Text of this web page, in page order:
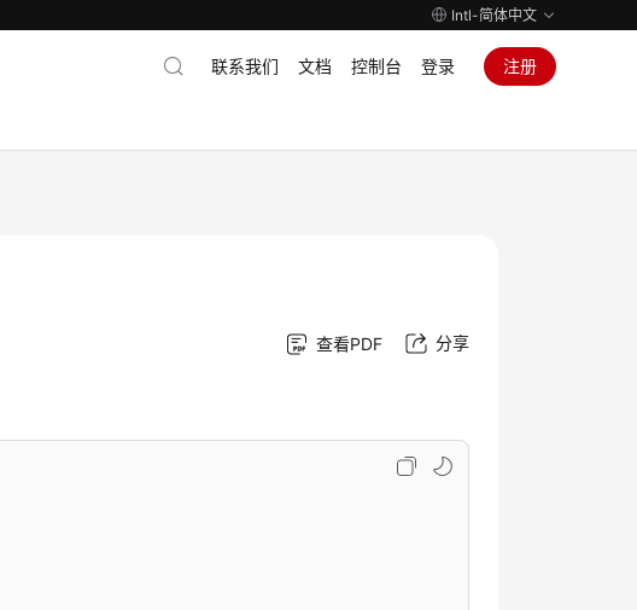
Intl-简体中文
联系我们 文档 控制台 登录 注册
查看PDF 分享